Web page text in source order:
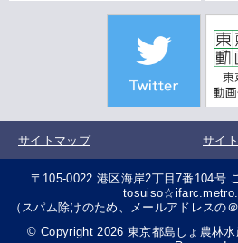
サイトマップ サイ
〒105-0022 港区海岸2丁目7番104号
（スパム除けのため、メールアドレスの
© Copyright 2026 東京都島しょ農林